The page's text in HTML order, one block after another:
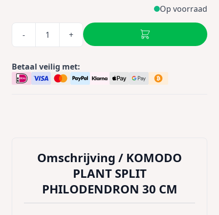
Op voorraad
- +
Betaal veilig met:
Omschrijving / KOMODO
PLANT SPLIT
PHILODENDRON 30 CM